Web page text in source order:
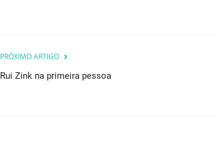
PRÓXIMO ARTIGO
Rui Zink na primeira pessoa
Hobbits e Dragões chegam aos